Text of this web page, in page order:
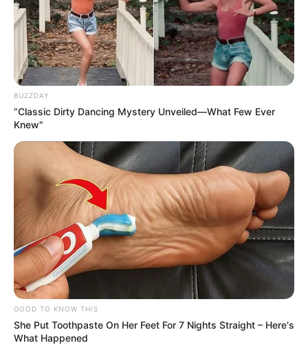
BUZZDAY
“Classic Dirty Dancing Mystery Unveiled—What Few Ever
Knew"
GOOD TO KNOW THIS
She Put Toothpaste On Her Feet For 7 Nights Straight – Here's
What Happened